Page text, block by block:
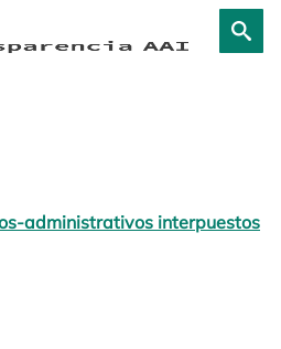
administrativos interpuestos